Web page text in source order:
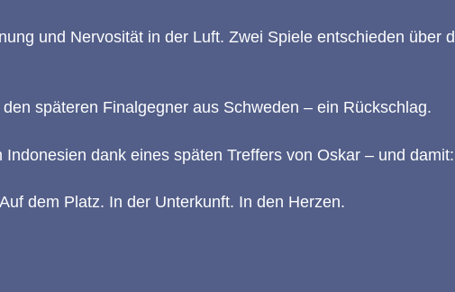
und Nervosität in der Luft. Zwei Spiele entschieden über
späteren Finalgegner aus Schweden – ein Rückschlag.
Indonesien dank eines späten Treffers von Oskar – und
dem Platz. In der Unterkunft. In den Herzen.